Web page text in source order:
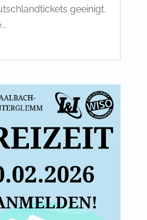
geeinigt.